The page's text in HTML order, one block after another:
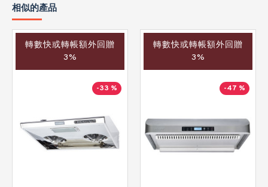
相似的產品
轉數快或轉帳額外回贈
3%
-33 %
轉數快或轉帳額外回贈
3%
-47 %